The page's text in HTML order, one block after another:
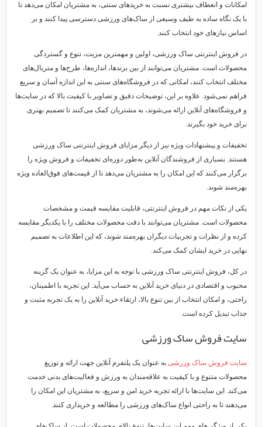
امکانات و انعطاف بیشتری نسبت به خریدهای سنتی، به مشتریان امکان می‌دهد تا
با یک نگاه ساده به طیف وسیعی از ساک‌های ورزشی دسترسی پیدا کنند و بر
اساس نیازهای خود انتخاب کنند.
در فروش اینترنتی ساک ورزشی، اولین و مهمترین مزیت، تنوع و گستردگی
محصولات است. مشتریان می‌توانند از بین برندها، اندازه‌ها، طرح‌ها و متریال‌های
مختلف انتخاب کنند، امکانی که در فروشگاه‌های سنتی به این اندازه آسان و سریع
فراهم نمی‌شود. علاوه بر این، توضیحات دقیق و تصاویر با کیفیت بالا که در سایت‌ها
و فروشگاه‌های آنلاین ارائه می‌شوند، به مشتریان کمک می‌کنند تا تصمیم بهتری
برای خرید خود بگیرند.
تخفیفات و پیشنهادات ویژه نیز از دیگر مزایای فروش اینترنتی ساک ورزشی
هستند. بسیاری از فروشندگان آنلاین به‌طور دوره‌ای تخفیفات و فروش ویژه را
برگزار می‌کنند که این امکان را به مشتریان می‌دهد تا از قیمت‌های فوق‌العاده ویژه
بهره‌مند شوند.
یکی از نکات مهم در فروش اینترنتی، قابلیت مقایسه قیمت و مشخصات
محصولات است. مشتریان می‌توانند با دقت محصولات مختلف را با یکدیگر مقایسه
کرده و از نظرات و تجربیات دیگران بهره‌مند شوند، که این اطلاعات به تصمیم
نهایی در خرید ایشان کمک می‌کند.
در کل، فروش اینترنتی ساک ورزشی با توجه به این مزایا، به عنوان یک گزینه
محبوب و اقتصادی در دنیای خرید آنلاین به حساب می‌آید. این تجربه با اطمینان،
راحتی، و امکان انتخاب از بین تنوع بالا، ارتقاء خرید آنلاین را به یک تجربه مثبت و
جذاب تبدیل کرده است.
سایت فروش ساک ورزشی
سایت فروش ساک ورزشی به عنوان یک پلتفرم آنلاین جهت ارائه و توزیع
محصولات متنوع و با کیفیت به علاقه‌مندان به ورزش و فعالیت‌های بدنی خدمت
می‌کند. این سایت‌ها با ارائه تجربه خرید امن و سریع، به مشتریان این امکان را
می‌دهند تا به راحتی انواع ساک‌های ورزشی را مطالعه و خریداری کنند.